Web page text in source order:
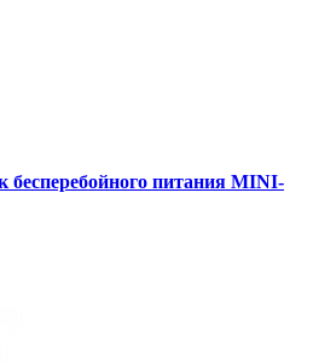
бесперебойного питания MINI-